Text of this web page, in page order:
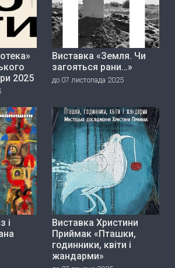
2025
Виставка «Земля. Чи
загояться рани…»
до 07 листопада 2025
і
Виставка Христини
Приймак «Пташки,
годинники, квіти і
жандарми»